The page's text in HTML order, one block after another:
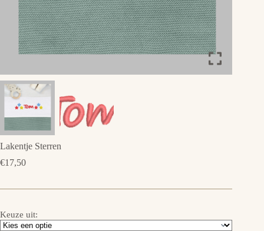
Lakentje Sterren
€17,50
Keuze uit: